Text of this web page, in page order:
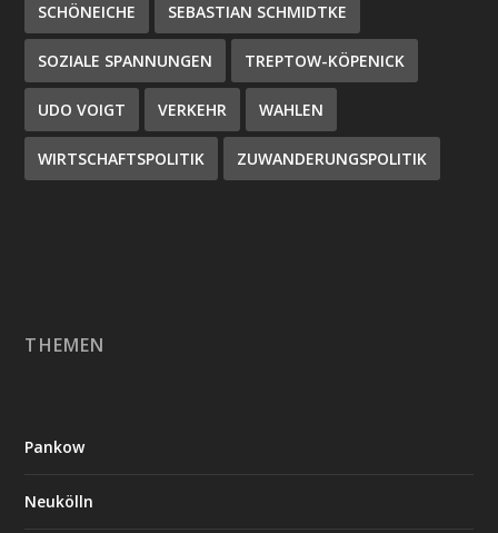
SCHÖNEICHE SEBASTIAN SCHMIDTKE
SOZIALE SPANNUNGEN TREPTOW-KÖPENICK
UDO VOIGT VERKEHR WAHLEN
WIRTSCHAFTSPOLITIK ZUWANDERUNGSPOLITIK
THEMEN
Pankow
Neukölln